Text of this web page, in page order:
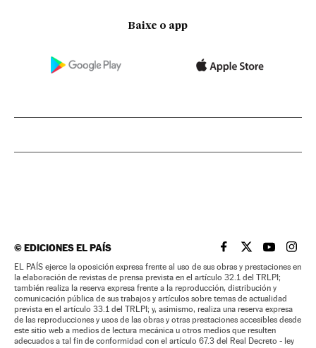
Baixe o app
©EDICIONES EL PAÍS EL PAÍS BRASIL EN
EL PAÍSEL PAÍS
EL
EL PAÍS ejerce la oposición expresa frente al uso de sus obras y prestaciones en
la elaboración de revistas de prensa prevista en el artículo 32.1 del TRLPI;
también realiza la reserva expresa frente a la reproducción, distribución y
comunicación pública de sus trabajos y artículos sobre temas de actualidad
prevista en el artículo 33.1 del TRLPI; y, asimismo, realiza una reserva expresa
de las reproducciones y usos de las obras y otras prestaciones accesibles desde
este sitio web a medios de lectura mecánica u otros medios que resulten
adecuados a tal fin de conformidad con el artículo 67.3 del Real Decreto - ley